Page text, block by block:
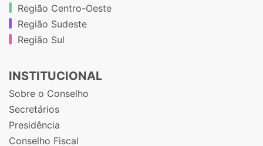
Região Centro-Oeste
Região Sudeste
Região Sul
INSTITUCIONAL
Sobre o Conselho
Secretários
Presidência
Conselho Fiscal